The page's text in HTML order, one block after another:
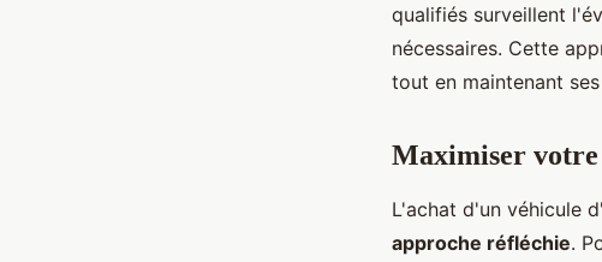
qualifiés surveillent
nécessaires. Cette
tout en maintenant
Maximiser votre
L'achat d'un véhicule
approche réfléchie.